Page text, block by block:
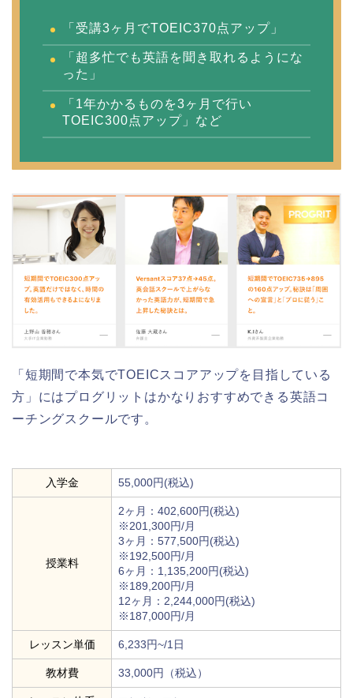
「受講3ヶ月でTOEIC370点アップ」
「超多忙でも英語を聞き取れるようにな
った」
「1年かかるものを3ヶ月で行い
TOEIC300点アップ」など
「短期間で本気でTOEICスコアアップを目指している
方」にはプログリットはかなりおすすめできる英語コ
ーチングスクールです。
入学金 55,000円(税込)
授業料
2ヶ月：402,600円(税込)
※201,300円/月
3ヶ月：577,500円(税込)
※192,500円/月
6ヶ月：1,135,200円(税込)
※189,200円/月
12ヶ月：2,244,000円(税込)
※187,000円/月
レッスン単価 6,233円~/1日
教材費 33,000円（税込）